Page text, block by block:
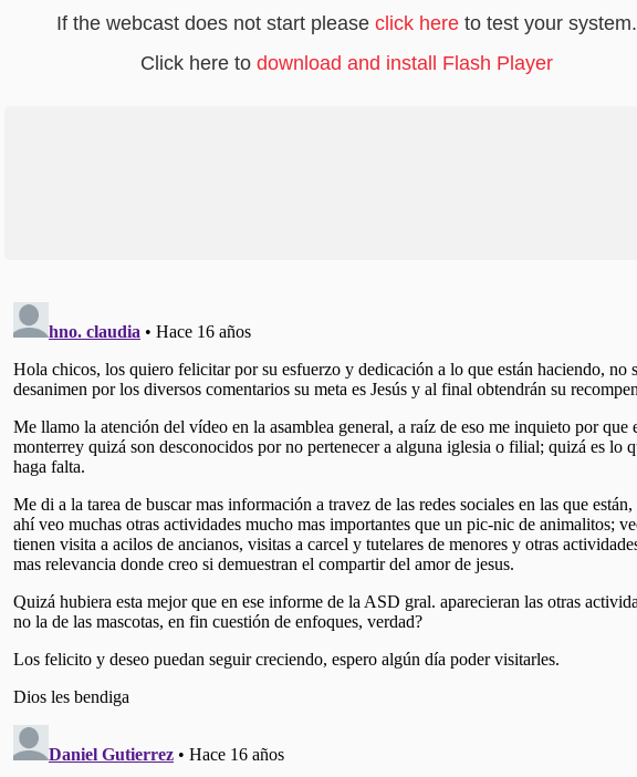
If the webcast does not start please click hereto test your system.
Click here to download and install Flash Player